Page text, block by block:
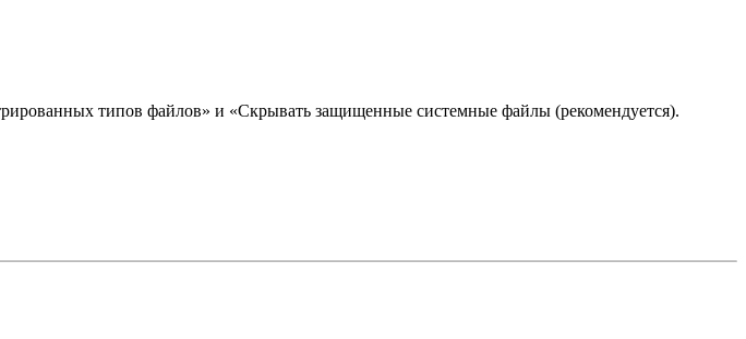
типов файлов» и «Скрывать защищенные системные файлы (рекомендуется).